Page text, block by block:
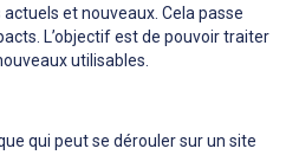
et nouveaux. Cela passe
L’objectif est de pouvoir traiter
utilisables.
qui peut se dérouler sur un site